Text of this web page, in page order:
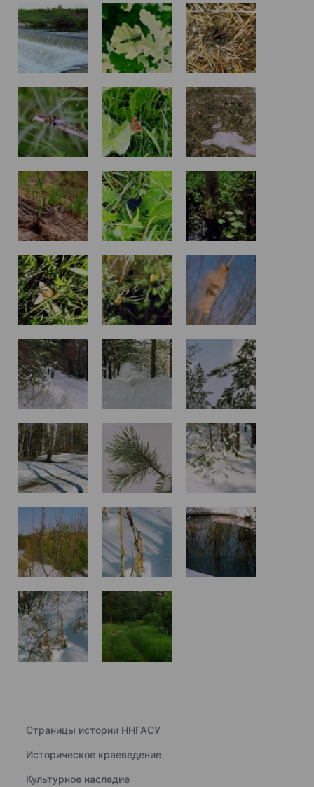
Страницы истории ННГАСУ
Историческое краеведение
Культурное наследие